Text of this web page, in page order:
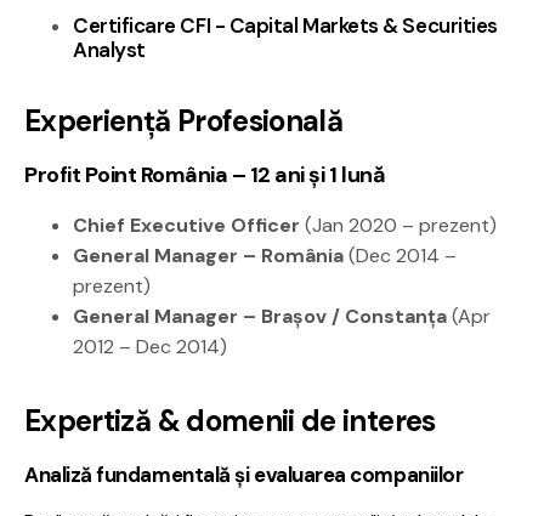
Certificare CFI - Capital Markets & Securities
Analyst
Experienţă Profesională
Profit Point România – 12 ani și 1 lună
Chief Executive Officer (Jan 2020 – prezent)
General Manager – România(Dec 2014 –
prezent)
General Manager – Brașov / Constanța(Apr
2012 – Dec 2014)
Expertiză & domenii de interes
Analiză fundamentală și evaluarea companiilor